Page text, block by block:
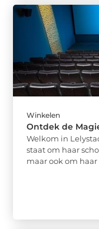
Winkelen
Ontdek de
Welkom in
staat om haar
maar ook om haar